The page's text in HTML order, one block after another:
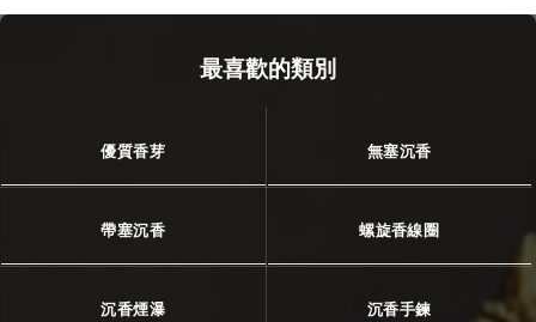
最喜歡的類別
優質香芽 無塞沉香
帶塞沉香 螺旋香線圈
沉香煙瀑 沉香手鍊